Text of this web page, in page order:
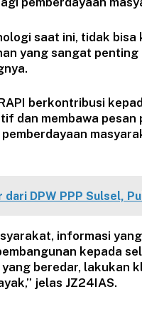
saat ini, tidak
yang sangat
berkontribusi
dan membawa pesan
dari DPW PPP Sulsel,
informasi
kepada
beredar, lakukan
jelas JZ24IAS.